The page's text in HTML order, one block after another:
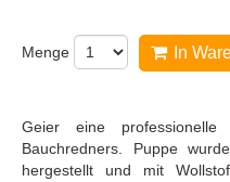
Menge In
Geier eine professionelle
Bauchredners. Puppe
hergestellt und mit